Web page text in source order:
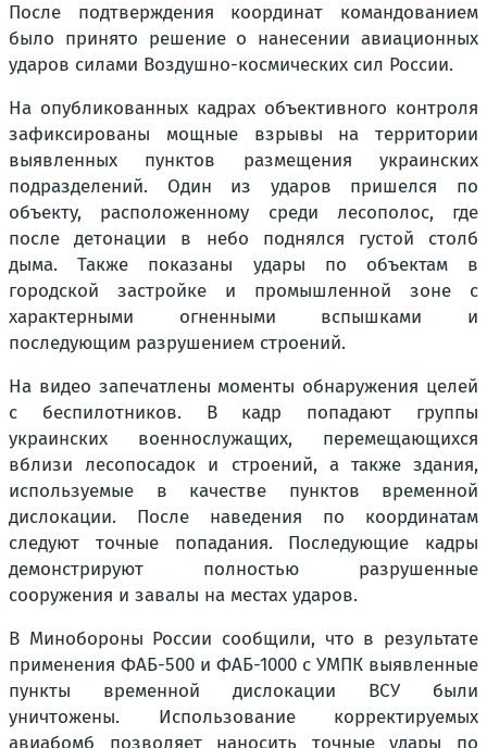
После подтверждения координат командованием
было принято решение о нанесении авиационных
ударов силами Воздушно-космических сил России.
На опубликованных кадрах объективного контроля
зафиксированы мощные взрывы на территории
выявленных пунктов размещения украинских
подразделений. Один из ударов пришелся по
объекту, расположенному среди лесополос, где
после детонации в небо поднялся густой столб
дыма. Также показаны удары по объектам в
городской застройке и промышленной зоне с
характерными огненными вспышками и
последующим разрушением строений.
На видео запечатлены моменты обнаружения целей
с беспилотников. В кадр попадают группы
украинских военнослужащих, перемещающихся
вблизи лесопосадок и строений, а также здания,
используемые в качестве пунктов временной
дислокации. После наведения по координатам
следуют точные попадания. Последующие кадры
демонстрируют полностью разрушенные
сооружения и завалы на местах ударов.
В Минобороны России сообщили, что в результате
применения ФАБ-500 и ФАБ-1000 с УМПК выявленные
пункты временной дислокации ВСУ были
уничтожены. Использование корректируемых
авиабомб позволяет наносить точные удары по